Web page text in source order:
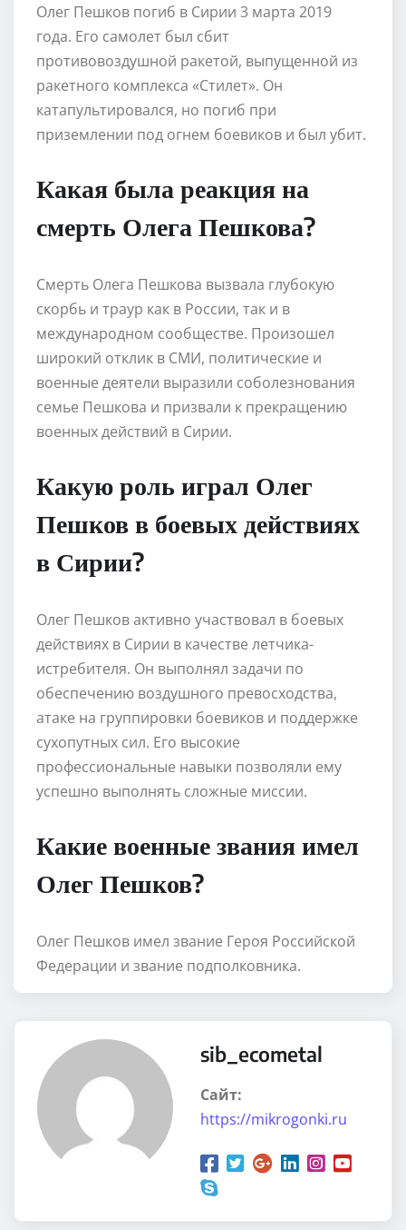
Олег Пешков погиб в Сирии 3 марта 2019
года. Его самолет был сбит
противовоздушной ракетой, выпущенной из
ракетного комплекса «Стилет». Он
катапультировался, но погиб при
приземлении под огнем боевиков и был убит.
Какая была реакция на
смерть Олега Пешкова?
Смерть Олега Пешкова вызвала глубокую
скорбь и траур как в России, так и в
международном сообществе. Произошел
широкий отклик в СМИ, политические и
военные деятели выразили соболезнования
семье Пешкова и призвали к прекращению
военных действий в Сирии.
Какую роль играл Олег
Пешков в боевых действиях
в Сирии?
Олег Пешков активно участвовал в боевых
действиях в Сирии в качестве летчика-
истребителя. Он выполнял задачи по
обеспечению воздушного превосходства,
атаке на группировки боевиков и поддержке
сухопутных сил. Его высокие
профессиональные навыки позволяли ему
успешно выполнять сложные миссии.
Какие военные звания имел
Олег Пешков?
Олег Пешков имел звание Героя Российской
Федерации и звание подполковника.
sib_ecometal
Сайт:
https://mikrogonki.ru